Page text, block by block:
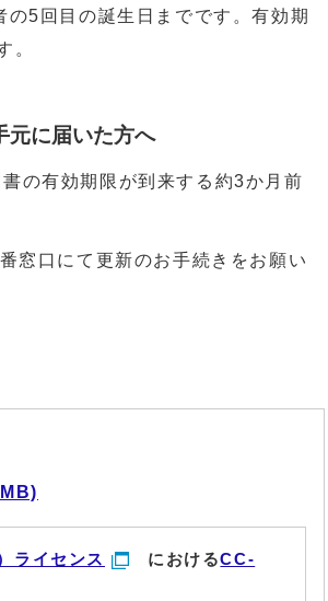
5回目の誕生日までです。有効期
。
元に届いた方へ
の有効期限が到来する約3か月前
窓口にて更新のお手続きをお願い
ライセンス におけるCC-